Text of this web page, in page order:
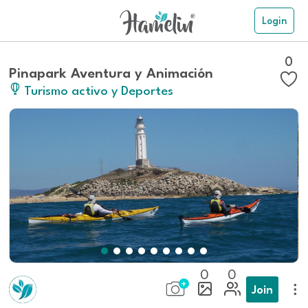
Login
Pinapark Aventura y Animación
Turismo activo y Deportes
0
0 0
Join